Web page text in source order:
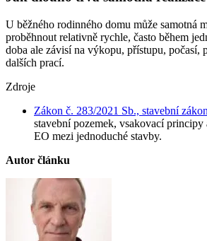
U běžného rodinného domu může samotná
proběhnout relativně rychle, často během
doba ale závisí na výkopu, přístupu, počasí,
dalších prací.
Zdroje
Zákon č. 283/2021 Sb., stavební zákon
stavební pozemek, vsakovací
EO mezi jednoduché stavby.
Autor článku